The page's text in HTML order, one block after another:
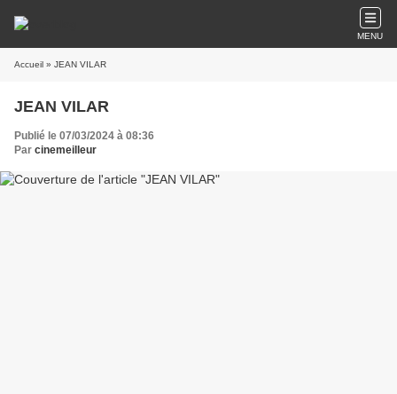
MENU
Accueil » JEAN VILAR
JEAN VILAR
Publié le 07/03/2024 à 08:36
Par cinemeilleur